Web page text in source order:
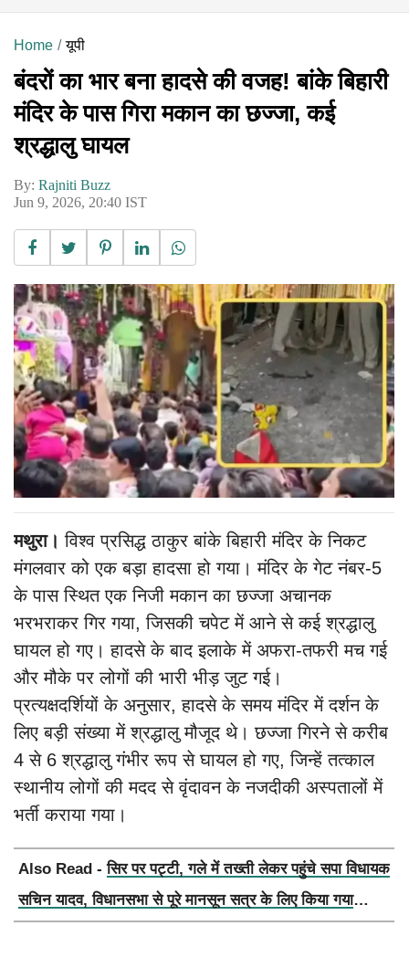
Home यूपी
बंदरों का भार बना हादसे की वजह! बांके बिहारी
मंदिर के पास गिरा मकान का छज्जा, कई
श्रद्धालु घायल
By: Rajniti Buzz
Jun 9, 2026, 20:40 IST
मथुरा। विश्व प्रसिद्ध ठाकुर बांके बिहारी मंदिर के निकट
मंगलवार को एक बड़ा हादसा हो गया। मंदिर के गेट नंबर-5
के पास स्थित एक निजी मकान का छज्जा अचानक
भरभराकर गिर गया, जिसकी चपेट में आने से कई श्रद्धालु
घायल हो गए। हादसे के बाद इलाके में अफरा-तफरी मच गई
और मौके पर लोगों की भारी भीड़ जुट गई।
प्रत्यक्षदर्शियों के अनुसार, हादसे के समय मंदिर में दर्शन के
लिए बड़ी संख्या में श्रद्धालु मौजूद थे। छज्जा गिरने से करीब
4 से 6 श्रद्धालु गंभीर रूप से घायल हो गए, जिन्हें तत्काल
स्थानीय लोगों की मदद से वृंदावन के नजदीकी अस्पतालों में
भर्ती कराया गया।
Also Read -सिर पर पट्टी, गले में तख्ती लेकर पहुंचे सपा विधायक
सचिन यादव, विधानसभा से पूरे मानसून सत्र के लिए किया गया